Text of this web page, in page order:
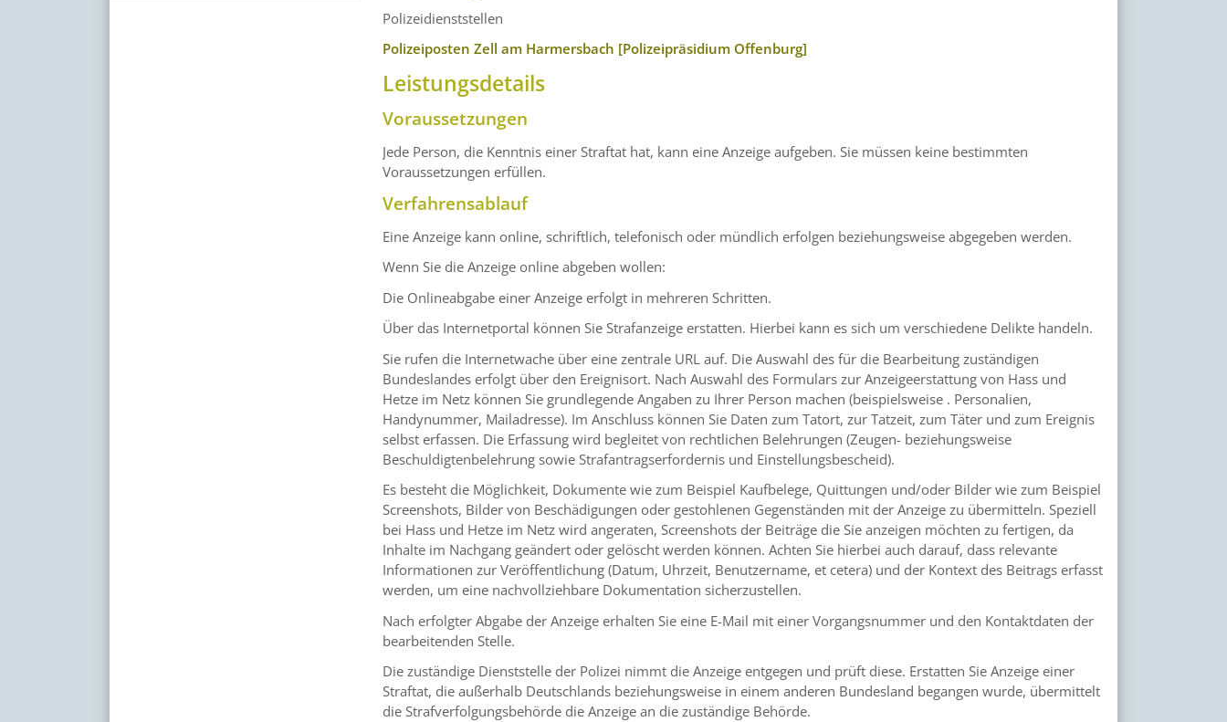
Polizeidienststellen
Polizeiposten Zell am Harmersbach [Polizeipräsidium Offenburg]
Leistungsdetails
Voraussetzungen
Jede Person, die Kenntnis einer Straftat hat, kann eine Anzeige aufgeben. Sie müssen keine bestimmten
Voraussetzungen erfüllen.
Verfahrensablauf
Eine Anzeige kann online, schriftlich, telefonisch oder mündlich erfolgen beziehungsweise abgegeben werden.
Wenn Sie die Anzeige online abgeben wollen:
Die Onlineabgabe einer Anzeige erfolgt in mehreren Schritten.
Über das Internetportal können Sie Strafanzeige erstatten. Hierbei kann es sich um verschiedene Delikte handeln.
Sie rufen die Internetwache über eine zentrale URL auf. Die Auswahl des für die Bearbeitung zuständigen
Bundeslandes erfolgt über den Ereignisort. Nach Auswahl des Formulars zur Anzeigeerstattung von Hass und
Hetze im Netz können Sie grundlegende Angaben zu Ihrer Person machen (beispielsweise . Personalien,
Handynummer, Mailadresse). Im Anschluss können Sie Daten zum Tatort, zur Tatzeit, zum Täter und zum Ereignis
selbst erfassen. Die Erfassung wird begleitet von rechtlichen Belehrungen (Zeugen- beziehungsweise
Beschuldigtenbelehrung sowie Strafantragserfordernis und Einstellungsbescheid).
Es besteht die Möglichkeit, Dokumente wie zum Beispiel Kaufbelege, Quittungen und/oder Bilder wie zum Beispiel
Screenshots, Bilder von Beschädigungen oder gestohlenen Gegenständen mit der Anzeige zu übermitteln. Speziell
bei Hass und Hetze im Netz wird angeraten, Screenshots der Beiträge die Sie anzeigen möchten zu fertigen, da
Inhalte im Nachgang geändert oder gelöscht werden können. Achten Sie hierbei auch darauf, dass relevante
Informationen zur Veröffentlichung (Datum, Uhrzeit, Benutzername, et cetera) und der Kontext des Beitrags erfasst
werden, um eine nachvollziehbare Dokumentation sicherzustellen.
Nach erfolgter Abgabe der Anzeige erhalten Sie eine E-Mail mit einer Vorgangsnummer und den Kontaktdaten der
bearbeitenden Stelle.
Die zuständige Dienststelle der Polizei nimmt die Anzeige entgegen und prüft diese. Erstatten Sie Anzeige einer
Straftat, die außerhalb Deutschlands beziehungsweise in einem anderen Bundesland begangen wurde, übermittelt
die Strafverfolgungsbehörde die Anzeige an die zuständige Behörde.